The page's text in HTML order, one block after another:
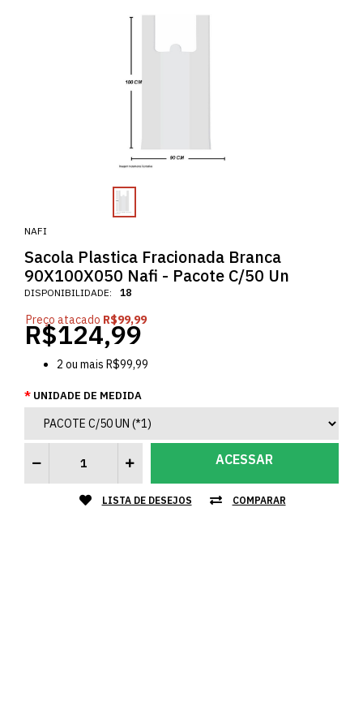
NAFI
Sacola Plastica Fracionada Branca
90X100X050 Nafi - Pacote C/50 Un
DISPONIBILIDADE: 18
Preço atacado R$99,99
R$124,99
2 ou mais R$99,99
UNIDADE DE MEDIDA
ACESSAR
LISTA DE DESEJOS COMPARAR